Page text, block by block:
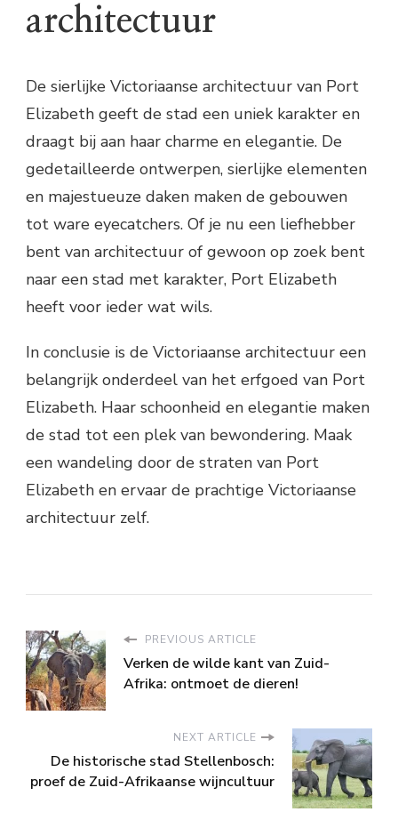
architectuur
De sierlijke Victoriaanse architectuur van Port
Elizabeth geeft de stad een uniek karakter en
draagt bij aan haar charme en elegantie. De
gedetailleerde ontwerpen, sierlijke elementen
en majestueuze daken maken de gebouwen
tot ware eyecatchers. Of je nu een liefhebber
bent van architectuur of gewoon op zoek bent
naar een stad met karakter, Port Elizabeth
heeft voor ieder wat wils.
In conclusie is de Victoriaanse architectuur een
belangrijk onderdeel van het erfgoed van Port
Elizabeth. Haar schoonheid en elegantie maken
de stad tot een plek van bewondering. Maak
een wandeling door de straten van Port
Elizabeth en ervaar de prachtige Victoriaanse
architectuur zelf.
PREVIOUS ARTICLE
Verken de wilde kant van Zuid-
Afrika: ontmoet de dieren!
NEXT ARTICLE
De historische stad Stellenbosch:
proef de Zuid-Afrikaanse wijncultuur